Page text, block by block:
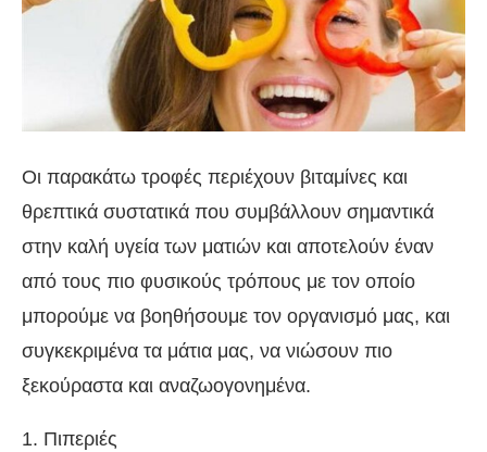
Οι παρακάτω τροφές περιέχουν βιταμίνες και
θρεπτικά συστατικά που συμβάλλουν σημαντικά
στην καλή υγεία των ματιών και αποτελούν έναν
από τους πιο φυσικούς τρόπους με τον οποίο
μπορούμε να βοηθήσουμε τον οργανισμό μας, και
συγκεκριμένα τα μάτια μας, να νιώσουν πιο
ξεκούραστα και αναζωογονημένα.
1. Πιπεριές